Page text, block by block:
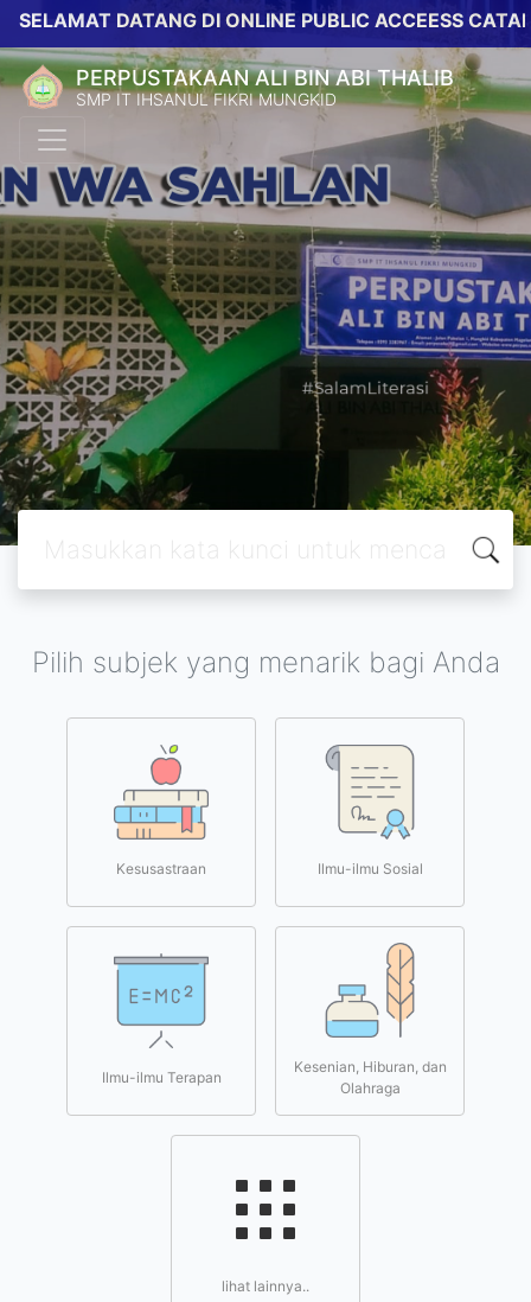
DATANG DI ONLINE PUBLIC ACCEESS
PERPUSTAKAAN ALI BIN ABI THALIB
SMP IT IHSANUL FIKRI MUNGKID
Pilih subjek yang menarik bagi Anda
Kesusastraan Ilmu-ilmu Sosial
Ilmu-ilmu Terapan
Kesenian, Hiburan, dan
Olahraga
lihat lainnya..